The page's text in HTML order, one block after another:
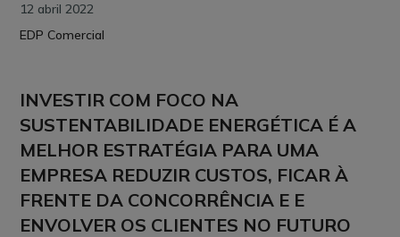
12 abril 2022
EDP Comercial
INVESTIR COM FOCO NA
SUSTENTABILIDADE ENERGÉTICA É A
MELHOR ESTRATÉGIA PARA UMA
EMPRESA REDUZIR CUSTOS, FICAR À
FRENTE DA CONCORRÊNCIA E E
ENVOLVER OS CLIENTES NO FUTURO